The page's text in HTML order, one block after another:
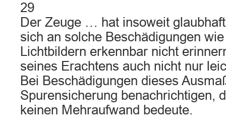
29
Der Zeuge … hat insoweit
sich an solche Beschädigungen
Lichtbildern erkennbar nicht
seines Erachtens auch nicht nur
Bei Beschädigungen dieses
Spurensicherung benachrichtigen,
keinen Mehraufwand bedeute.